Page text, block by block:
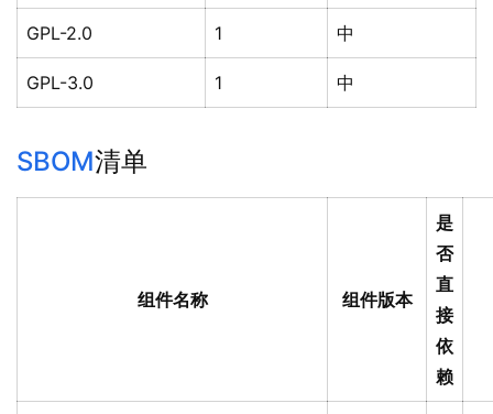
GPL-2.0 1 中
GPL-3.0 1 中
SBOM清单
组件名称 组件版本
是
否
直
接
依
赖